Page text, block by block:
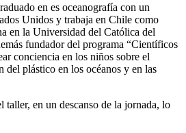
en es oceanografía con un
Unidos y trabaja en Chile como
en la Universidad del Católica del
fundador del programa “Científicos
conciencia en los niños sobre el
del plástico en los océanos y en las
taller, en un descanso de la jornada, lo